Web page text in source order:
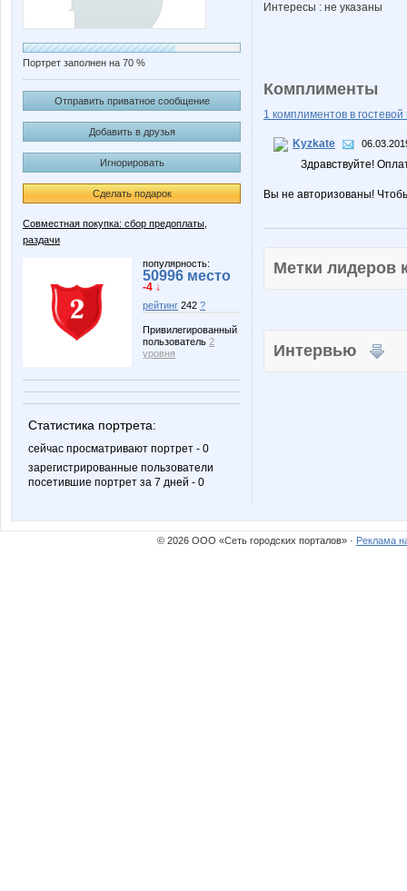
Портрет заполнен на 70 %
Отправить приватное сообщение
Добавить в друзья
Игнорировать
Сделать подарок
Совместная покупка: сбор предоплаты,
раздачи
популярность:
50996 место
-4 ↓
рейтинг 242 ?
Привилегированный
пользователь 2
уровня
Статистика портрета:
сейчас просматривают портрет - 0
зарегистрированные пользователи
посетившие портрет за 7 дней - 0
Интересы : не указаны
Комплименты
1 комплиментов в гостевой
Kyzkate
Здравствуйте!
Вы не авторизованы!
Метки
Интервью
© 2026 ООО «Сеть городских порталов» · Реклама